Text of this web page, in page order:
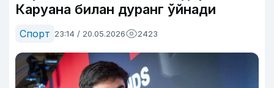
Каруана билан дуранг ўйнади
Спорт 23:14 / 20.05.2026 2423